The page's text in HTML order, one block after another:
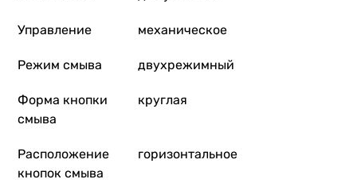
2 125грн
Управление механическое
Режим смыва двухрежимный
Форма кнопки
смыва
круглая
Расположение
кнопок смыва
горизонтальное